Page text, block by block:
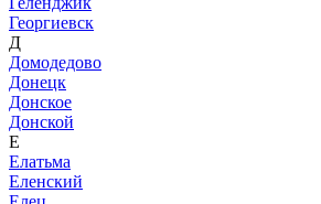
Георгиевск
Д
Домодедово
Донецк
Донское
Донской
Е
Елатьма
Еленский